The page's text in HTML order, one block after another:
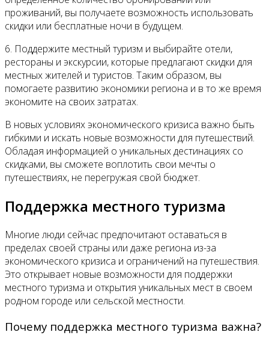
проживаний, вы получаете возможность использовать
скидки или бесплатные ночи в будущем.
6. Поддержите местный туризм и выбирайте отели,
рестораны и экскурсии, которые предлагают скидки для
местных жителей и туристов. Таким образом, вы
помогаете развитию экономики региона и в то же время
экономите на своих затратах.
В новых условиях экономического кризиса важно быть
гибкими и искать новые возможности для путешествий.
Обладая информацией о уникальных дестинациях со
скидками, вы сможете воплотить свои мечты о
путешествиях, не перегружая свой бюджет.
Поддержка местного туризма
Многие люди сейчас предпочитают оставаться в
пределах своей страны или даже региона из-за
экономического кризиса и ограничений на путешествия.
Это открывает новые возможности для поддержки
местного туризма и открытия уникальных мест в своем
родном городе или сельской местности.
Почему поддержка местного туризма важна?